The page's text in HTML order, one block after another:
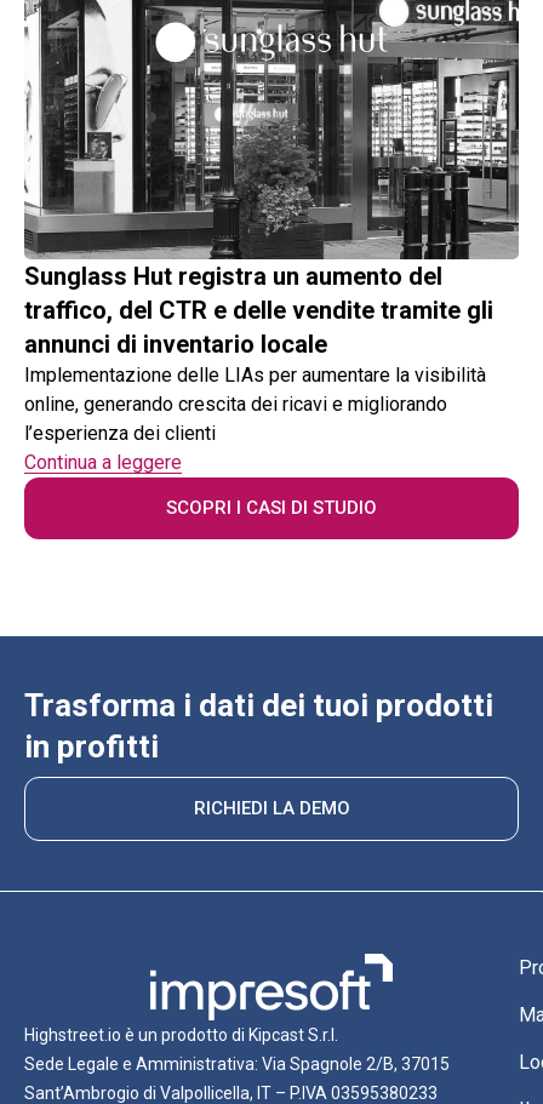
Sunglass Hut registra un aumento del
traffico, del CTR e delle vendite tramite gli
annunci di inventario locale
Implementazione delle LIAs per aumentare la visibilità
online, generando crescita dei ricavi e migliorando
l’esperienza dei clienti
Continua a leggere
SCOPRI I CASI DI STUDIO
Trasforma i dati dei tuoi prodotti
in profitti
RICHIEDI LA DEMO
Highstreet.io è un prodotto di Kipcast S.r.l.
Sede Legale e Amministrativa: Via Spagnole 2/B, 37015
Sant’Ambrogio di Valpollicella, IT – P.IVA 03595380233